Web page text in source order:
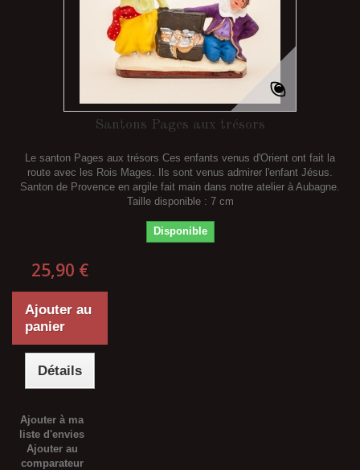
Santons Pages aux trésors
Le santon Pages aux trésors Ces enfants venus d'Orient ont fait la
route avec les Rois Mages. Ils sont venus admirer l'enfant Jésus.
Santon de Provence en argile fait main dans notre atelier à Aubagne.
Taille disponible : 7 cm
Disponible
25,90 €
Ajouter au
panier
Détails
Ajouter à ma
liste d'envies
Ajouter au
comparateur